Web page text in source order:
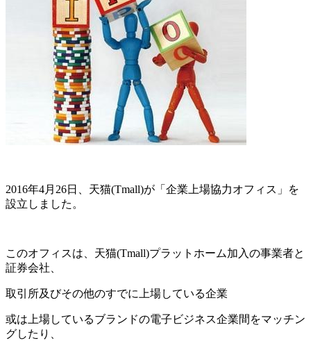
2016年4月26日、天猫(Tmall)が「企業上場協力オフィス」を
設立しました。
このオフィスは、天猫(Tmall)プラットホーム加入の事業者と
証券会社、
取引所及びその他のすでに上場している企業
或は上場しているブランドの電子ビジネス企業間をマッチン
グしたり、